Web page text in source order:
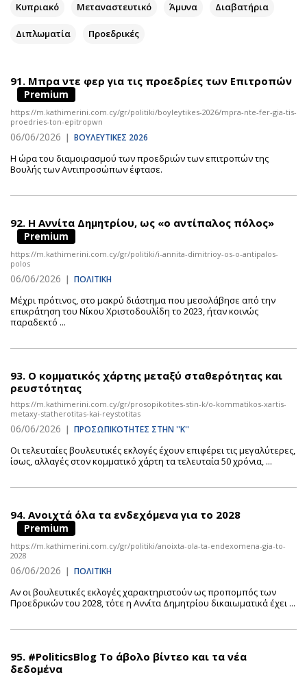
Κυπριακό Μεταναστευτικό Άμυνα Διαβατήρια
Διπλωματία Προεδρικές
91. Μπρα ντε φερ για τις προεδρίες των Επιτροπών
Premium
https://m.kathimerini.com.cy/gr/politiki/boyleytikes-2026/mpra-nte-fer-gia-tis-
proedries-ton-epitropwn
06/06/2026 | ΒΟΥΛΕΥΤΙΚΕΣ 2026
Η ώρα του διαμοιρασμού των προεδριών των επιτροπών της
Βουλής των Αντιπροσώπων έφτασε.
92. Η Αννίτα Δημητρίου, ως «ο αντίπαλος πόλος»
Premium
https://m.kathimerini.com.cy/gr/politiki/i-annita-dimitrioy-os-o-antipalos-
polos
06/06/2026 | ΠΟΛΙΤΙΚΗ
Μέχρι πρότινος, στο μακρύ διάστημα που μεσολάβησε από την
επικράτηση του Νίκου Χριστοδουλίδη το 2023, ήταν κοινώς
παραδεκτό ...
93. Ο κομματικός χάρτης μεταξύ σταθερότητας και
ρευστότητας
https://m.kathimerini.com.cy/gr/prosopikotites-stin-k/o-kommatikos-xartis-
metaxy-statherotitas-kai-reystotitas
06/06/2026 | ΠΡΟΣΩΠΙΚΟΤΗΤΕΣ ΣΤΗΝ ''Κ''
Οι τελευταίες βουλευτικές εκλογές έχουν επιφέρει τις μεγαλύτερες,
ίσως, αλλαγές στον κομματικό χάρτη τα τελευταία 50 χρόνια, ...
94. Ανοιχτά όλα τα ενδεχόμενα για το 2028
Premium
https://m.kathimerini.com.cy/gr/politiki/anoixta-ola-ta-endexomena-gia-to-
2028
06/06/2026 | ΠΟΛΙΤΙΚΗ
Αν οι βουλευτικές εκλογές χαρακτηριστούν ως προπομπός των
Προεδρικών του 2028, τότε η Αννίτα Δημητρίου δικαιωματικά έχει ...
95. #PoliticsBlog Το άβολο βίντεο και τα νέα
δεδομένα